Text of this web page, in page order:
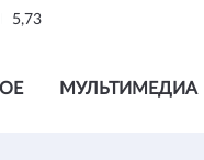
5,73
МУЛЬТИМЕДИА